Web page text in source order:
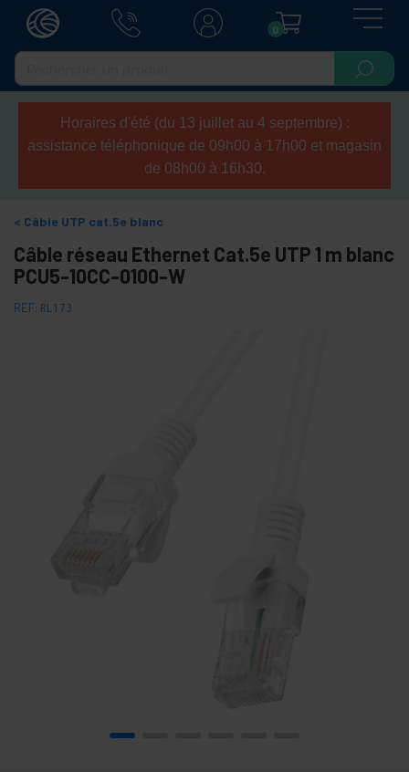
0
Horaires d'été (du 13 juillet au 4 septembre) :
assistance téléphonique de 09h00 à 17h00 et magasin
de 08h00 à 16h30.
Câble UTP cat.5e blanc
Câble réseau Ethernet Cat.5e UTP 1 m blanc
PCU5-10CC-0100-W
REF: RL173